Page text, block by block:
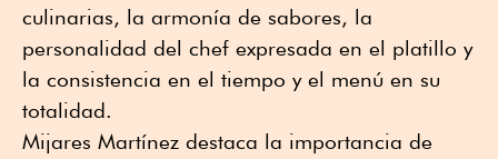
culinarias, la armonía de sabores, la
personalidad del chef expresada en el platillo y
la consistencia en el tiempo y el menú en su
totalidad.
Mijares Martínez destaca la importancia de